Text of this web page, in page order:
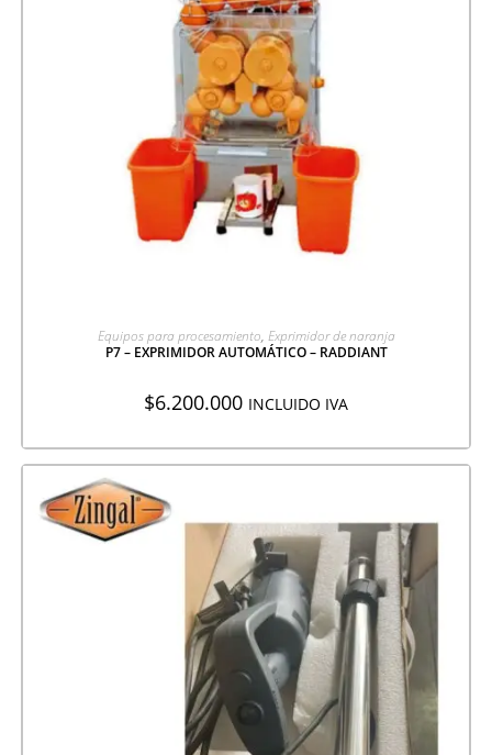
AGREGAR A COTIZACIÓN
Equipos para procesamiento, Exprimidor de naranja
P7 – EXPRIMIDOR AUTOMÁTICO – RADDIANT
$6.200.000 INCLUIDO IVA